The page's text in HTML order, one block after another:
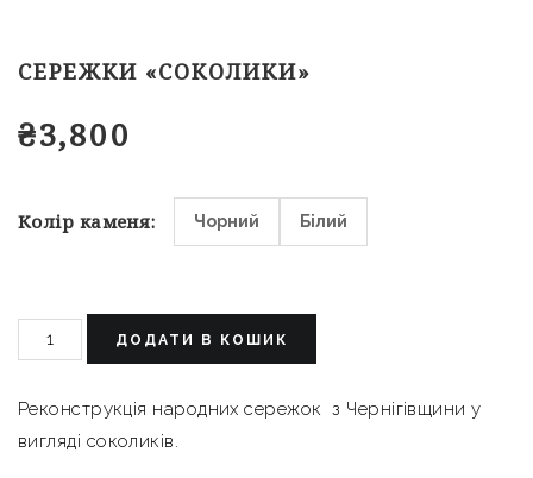
СЕРЕЖКИ «СОКОЛИКИ»
₴3,800
Колір каменя Чорний Білий
ДОДАТИ В КОШИК
Реконструкція народних сережок з Чернігівщини у
вигляді соколиків.